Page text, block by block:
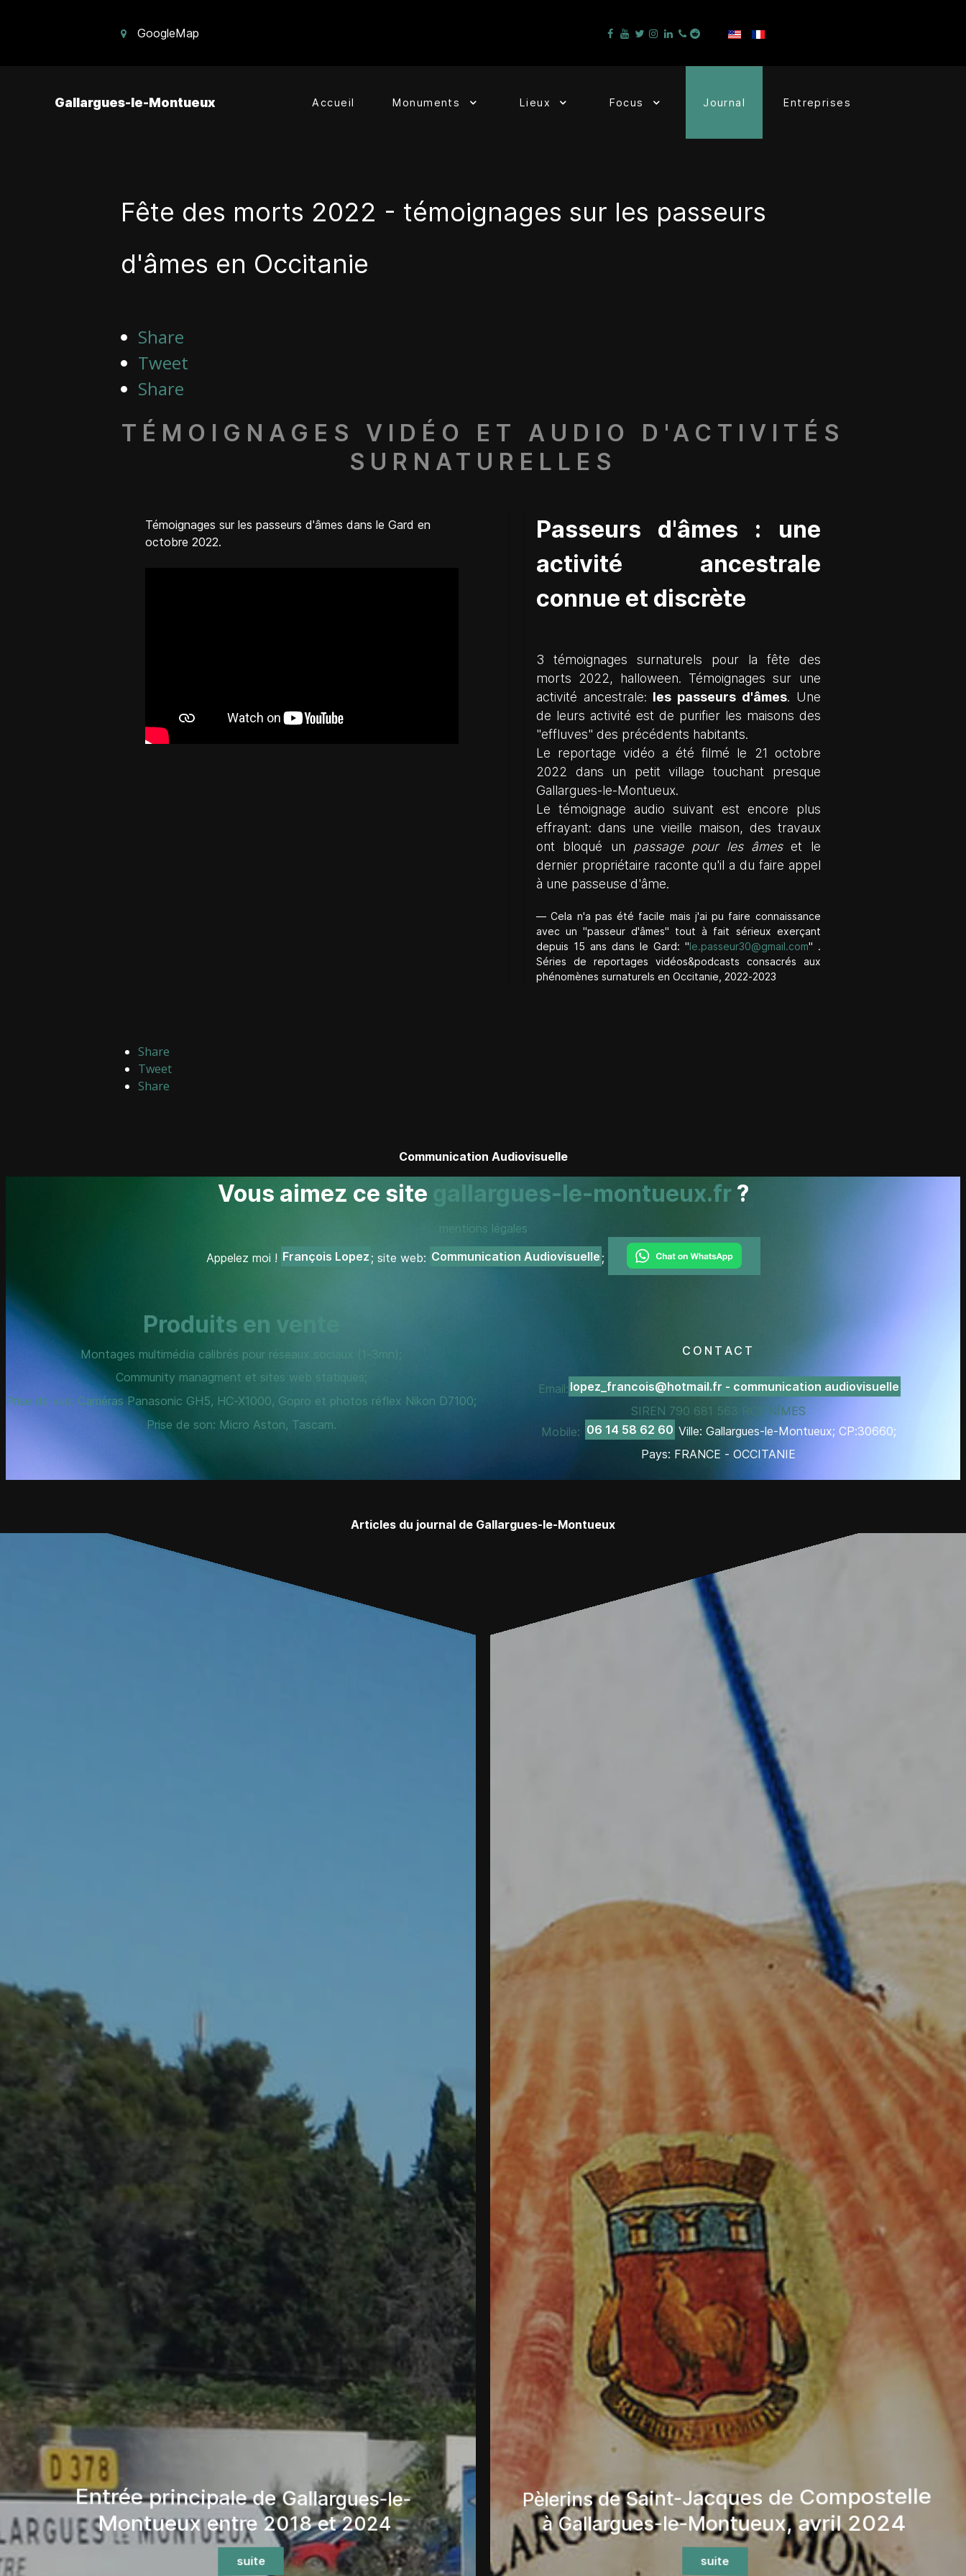
GoogleMap
Gallargues-le-Montueux Accueil Monuments Lieux Focus Journal Entreprises
Fête des morts 2022 - témoignages sur les passeurs
d'âmes en Occitanie
Share
Tweet
Share
TÉMOIGNAGES VIDÉO ET AUDIO D'ACTIVITÉS
SURNATURELLES
Témoignages sur les passeurs d'âmes dans le Gard en
octobre 2022.
Passeurs d'âmes : une
activité ancestrale
connue et discrète
3 témoignages surnaturels pour la fête des
morts 2022, halloween. Témoignages sur une
activité ancestrale: les passeurs d'âmes. Une
de leurs activité est de purifier les maisons des
"effluves" des précédents habitants.
Le reportage vidéo a été filmé le 21 octobre
2022 dans un petit village touchant presque
Gallargues-le-Montueux.
Le témoignage audio suivant est encore plus
effrayant: dans une vieille maison, des travaux
ont bloqué un passage pour les âmeset le
dernier propriétaire raconte qu'il a du faire appel
à une passeuse d'âme.
Cela n'a pas été facile mais j'ai pu faire connaissance
avec un "passeur d'âmes" tout à fait sérieux exerçant
depuis 15 ans dans le Gard: "le.passeur30@gmail.com" .
Séries de reportages vidéos&podcasts consacrés aux
phénomènes surnaturels en Occitanie, 2022-2023
Share
Tweet
Share
Communication Audiovisuelle
Vous aimez ce site gallargues-le-montueux.fr?
mentions légales
Appelez moi ! François Lopez ; site web: Communication Audiovisuelle ;
Produits en vente
Montages multimédia calibrés pour réseaux sociaux (1-3mn);
Community managment et sites web statiques;
Prise de vue: Caméras Panasonic GH5, HC-X1000, Gopro et photos réflex Nikon D7100;
Prise de son: Micro Aston, Tascam.
CONTACT
Email: lopez_francois@hotmail.fr - communication audiovisuelle
SIREN 790 681 563 RCS NÎMES
Mobile: 06 14 58 62 60 Ville: Gallargues-le-Montueux; CP:30660;
Pays: FRANCE - OCCITANIE
Articles du journal de Gallargues-le-Montueux
Pèlerins de Saint-Jacques de Compostelle
à Gallargues-le-Montueux, avril 2024
suite
Rétrospective 2024 avant démolition de la
cave coopérative vinicole de Gallargues-
le-Montueux